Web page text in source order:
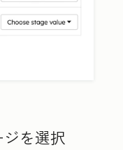
を選択